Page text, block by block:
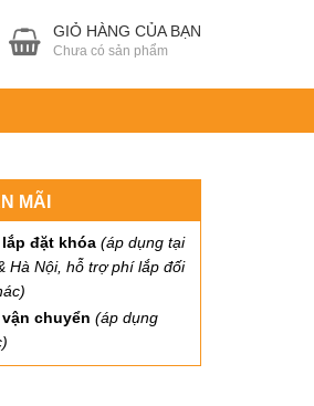
GIỎ HÀNG CỦA BẠN
Chưa có sản phẩm
MÃI
đặt khóa (áp dụng tại
Hà Nội, hỗ trợ phí lắp đối
vận chuyển(áp dụng